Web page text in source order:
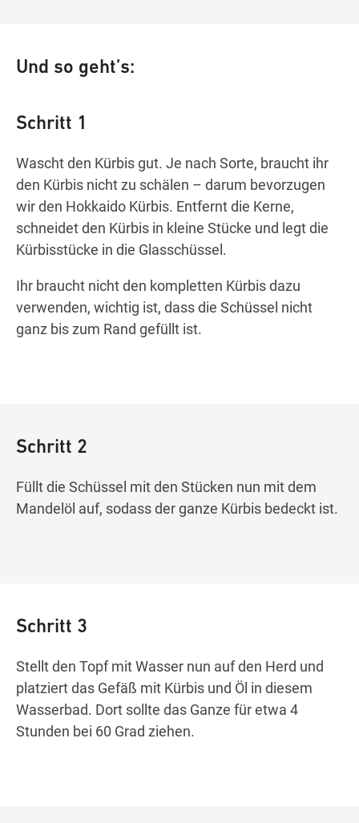
Und so geht’s:
Schritt 1
Wascht den Kürbis gut. Je nach Sorte, braucht ihr
den Kürbis nicht zu schälen – darum bevorzugen
wir den Hokkaido Kürbis. Entfernt die Kerne,
schneidet den Kürbis in kleine Stücke und legt die
Kürbisstücke in die Glasschüssel.
Ihr braucht nicht den kompletten Kürbis dazu
verwenden, wichtig ist, dass die Schüssel nicht
ganz bis zum Rand gefüllt ist.
Schritt 2
Füllt die Schüssel mit den Stücken nun mit dem
Mandelöl auf, sodass der ganze Kürbis bedeckt ist.
Schritt 3
Stellt den Topf mit Wasser nun auf den Herd und
platziert das Gefäß mit Kürbis und Öl in diesem
Wasserbad. Dort sollte das Ganze für etwa 4
Stunden bei 60 Grad ziehen.